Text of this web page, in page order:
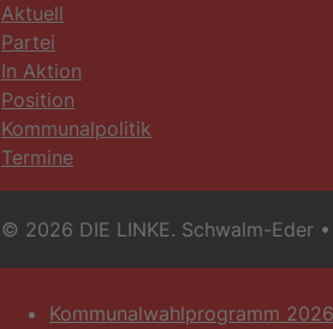
Aktuell
Partei
In Aktion
Position
Kommunalpolitik
Termine
© 2026 DIE LINKE. Schwalm-Eder
Kommunalwahlprogramm 2026